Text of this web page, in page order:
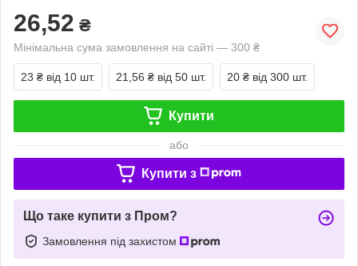
26,52 ₴
Мінімальна сума замовлення на сайті — 300 ₴
23 ₴ від 10 шт. 21,56 ₴ від 50 шт. 20 ₴ від 300 шт.
Купити
або
Купити з
Що таке купити з Пром?
Замовлення під захистом